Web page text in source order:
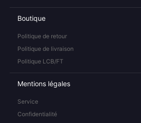
Boutique
Politique de retour
Politique de livraison
Politique LCB/FT
Mentions légales
Service
Confidentialité